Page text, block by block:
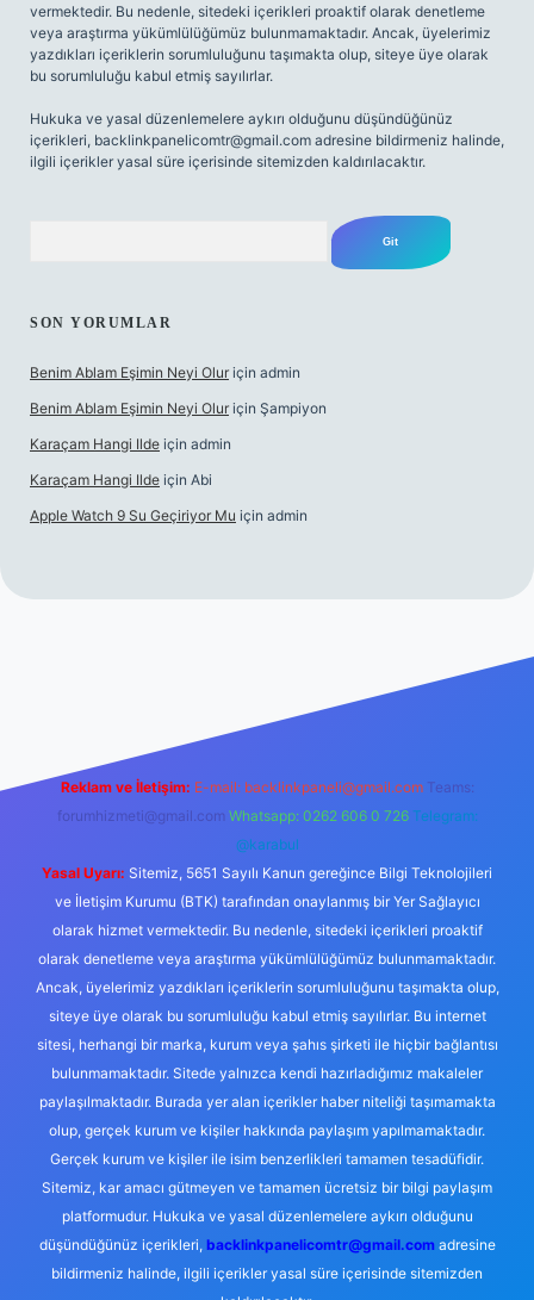
vermektedir. Bu nedenle, sitedeki içerikleri proaktif olarak denetleme
veya araştırma yükümlülüğümüz bulunmamaktadır. Ancak, üyelerimiz
yazdıkları içeriklerin sorumluluğunu taşımakta olup, siteye üye olarak
bu sorumluluğu kabul etmiş sayılırlar.
Hukuka ve yasal düzenlemelere aykırı olduğunu düşündüğünüz
içerikleri, backlinkpanelicomtr@gmail.com adresine bildirmeniz halinde,
ilgili içerikler yasal süre içerisinde sitemizden kaldırılacaktır.
SON YORUMLAR
Benim Ablam Eşimin Neyi Olur için admin
Benim Ablam Eşimin Neyi Olur için Şampiyon
Karaçam Hangi Ilde için admin
Karaçam Hangi Ilde için Abi
Apple Watch 9 Su Geçiriyor Mu için admin
Reklam ve İletişim: E-mail: backlinkpaneli@gmail.com Teams:
forumhizmeti@gmail.com Whatsapp: 0262 606 0 726 Telegram:
@karabul
Yasal Uyarı: Sitemiz, 5651 Sayılı Kanun gereğince Bilgi Teknolojileri
ve İletişim Kurumu (BTK) tarafından onaylanmış bir Yer Sağlayıcı
olarak hizmet vermektedir. Bu nedenle, sitedeki içerikleri proaktif
olarak denetleme veya araştırma yükümlülüğümüz bulunmamaktadır.
Ancak, üyelerimiz yazdıkları içeriklerin sorumluluğunu taşımakta olup,
siteye üye olarak bu sorumluluğu kabul etmiş sayılırlar. Bu internet
sitesi, herhangi bir marka, kurum veya şahıs şirketi ile hiçbir bağlantısı
bulunmamaktadır. Sitede yalnızca kendi hazırladığımız makaleler
paylaşılmaktadır. Burada yer alan içerikler haber niteliği taşımamakta
olup, gerçek kurum ve kişiler hakkında paylaşım yapılmamaktadır.
Gerçek kurum ve kişiler ile isim benzerlikleri tamamen tesadüfidir.
Sitemiz, kar amacı gütmeyen ve tamamen ücretsiz bir bilgi paylaşım
platformudur. Hukuka ve yasal düzenlemelere aykırı olduğunu
düşündüğünüz içerikleri, backlinkpanelicomtr@gmail.comadresine
bildirmeniz halinde, ilgili içerikler yasal süre içerisinde sitemizden